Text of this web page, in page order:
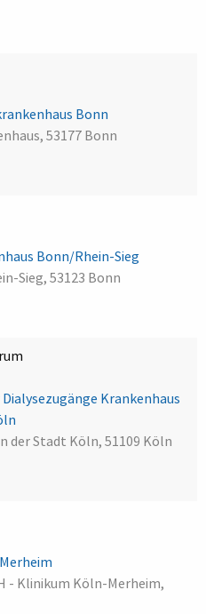
Bonn
53177 Bonn
Bonn/Rhein-Sieg
Sieg, 53123 Bonn
Krankenhaus
der Stadt Köln, 51109 Köln
- Klinikum Köln-Merheim,